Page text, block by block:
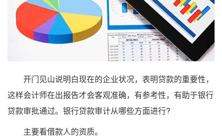
开门见山说明白现在的企业状况，表明贷款的重要性，
这样会计师在出报告才会客观准确，有参考性，有助于银行
贷款审批通过。银行贷款审计从哪些方面进行?
主要看借款人的资质。